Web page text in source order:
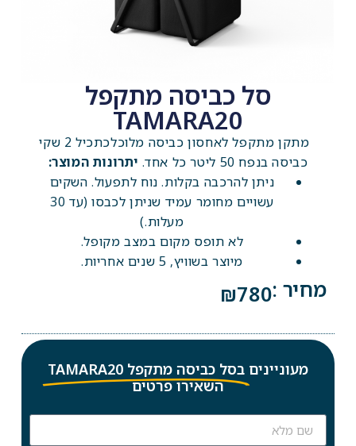
סל כביסה מתקפל
TAMARA20
מתקן מתקפל לאחסון כביסה מלוכלכתכיל 2 שקי
כביסה בנפח 50 ליטר כל אחד.
יתרונות המוצר:
ניתן להרכבה בקלות. נוח לתפעול. השקים
עשויים מחומר עמיד שניתן לכבסו (עד 30
מעלות.)
לא תופס מקום במצב מקופל.
מיוצר בשוויץ, 5 שנים אחריות.
מחיר : ₪780
מעוניינים בסל כביסה מתקפל TAMARA20
השאירו פרטים